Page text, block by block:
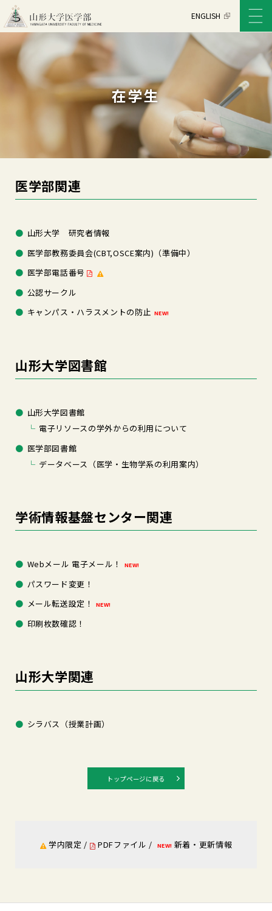
ENGLISH
在学生
医学部関連
山形大学 研究者情報
医学部教務委員会(CBT,OSCE案内)（準備中）
医学部電話番号
公認サークル
キャンパス・ハラスメントの防止 NEW!
山形大学図書館
山形大学図書館
電子リソースの学外からの利用について
医学部図書館
データベース（医学・生物学系の利用案内）
学術情報基盤センター関連
Webメール 電子メール！ NEW!
パスワード変更！
メール転送設定！
NEW!
印刷枚数確認！
山形大学関連
シラバス（授業計画）
トップページに戻る
学内限定 / PDFファイル / NEW! 新着・更新情報